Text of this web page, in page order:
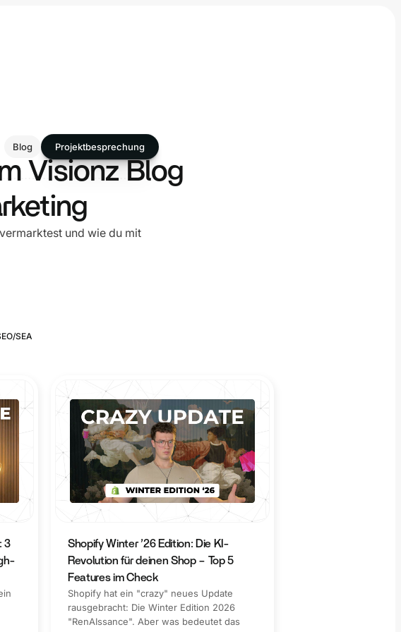
Blog Projektbesprechung
Visionz Blog
und wie du mit
SEA
3
Shopify Winter ’26 Edition: Die KI-
Revolution für deinen Shop – Top 5
Features im Check
Shopify hat ein "crazy" neues Update
rausgebracht: Die Winter Edition 2026
"RenAIssance". Aber was bedeutet das